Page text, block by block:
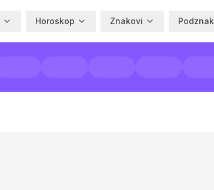
Horoskop Znakovi Podznak